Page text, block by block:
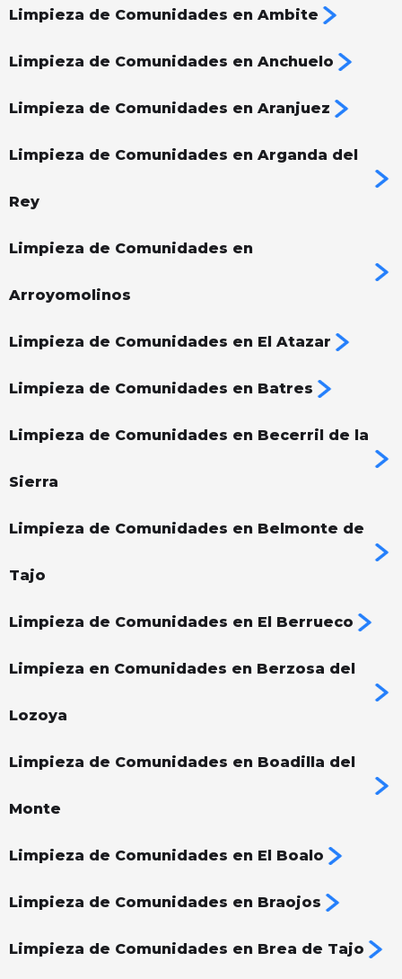
Limpieza de Comunidades en Ambite
Limpieza de Comunidades en Anchuelo
Limpieza de Comunidades en Aranjuez
Limpieza de Comunidades en Arganda del
Rey
Limpieza de Comunidades en
Arroyomolinos
Limpieza de Comunidades en El Atazar
Limpieza de Comunidades en Batres
Limpieza de Comunidades en Becerril de la
Sierra
Limpieza de Comunidades en Belmonte de
Tajo
Limpieza de Comunidades en El Berrueco
Limpieza en Comunidades en Berzosa del
Lozoya
Limpieza de Comunidades en Boadilla del
Monte
Limpieza de Comunidades en El Boalo
Limpieza de Comunidades en Braojos
Limpieza de Comunidades en Brea de Tajo